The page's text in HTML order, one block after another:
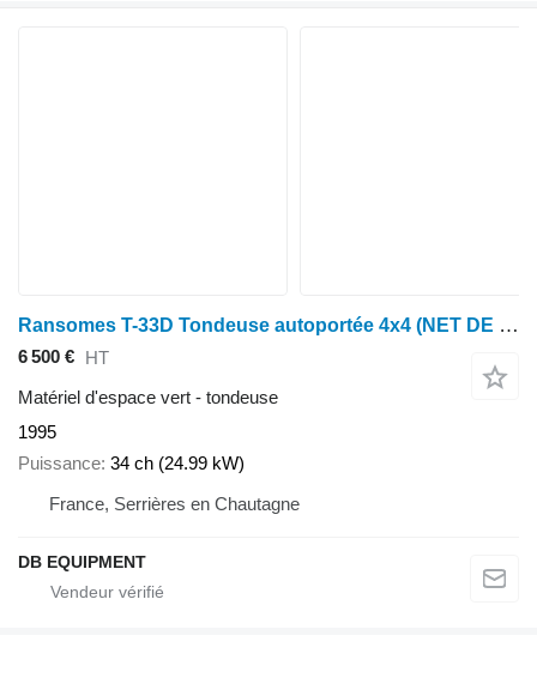
Ransomes T-33D Tondeuse autoportée 4x4 (NET DE TVA)
6 500 € HT
Matériel d'espace vert - tondeuse
1995
Puissance 34 ch (24.99 kW)
France, Serrières en Chautagne
DB EQUIPMENT